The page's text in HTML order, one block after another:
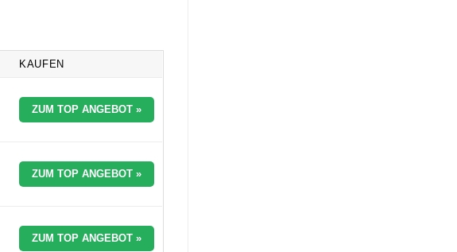
KAUFEN
ZUM TOP ANGEBOT »
ZUM TOP ANGEBOT »
ZUM TOP ANGEBOT »